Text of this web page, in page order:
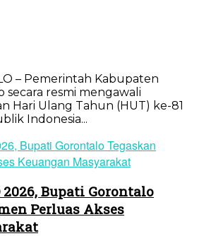
– Pemerintah Kabupaten
secara resmi mengawali
Hari Ulang Tahun (HUT) ke-81
Indonesia...
Bupati Gorontalo
Perluas Akses